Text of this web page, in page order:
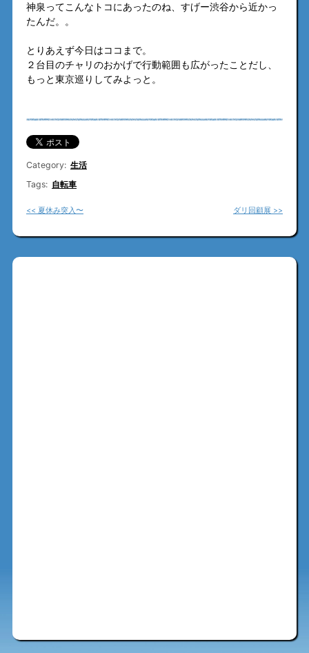
神泉ってこんなトコにあったのね、すげー渋谷から近かっ
たんだ。。
とりあえず今日はココまで。
２台目のチャリのおかげで行動範囲も広がったことだし、
もっと東京巡りしてみよっと。
Category: 生活
Tags: 自転車
<< 夏休み突入〜 ダリ回顧展 >>